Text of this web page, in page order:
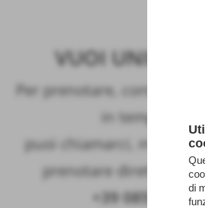
VUOI UNIRTI A
Per prenotare, controlla la
in tempo reale,
puoi chiamarci, mandarci
prenotare
+39 085922343
di